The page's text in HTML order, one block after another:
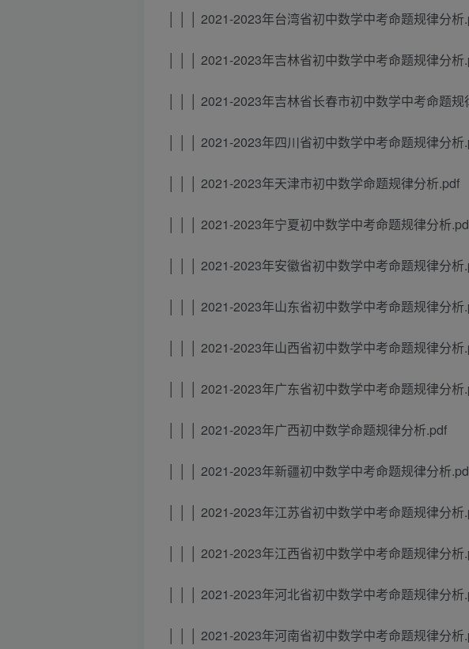
│ │ │ 2021-2023年台湾省初中数学中考命题规律分析
│ │ │ 2021-2023年吉林省初中数学中考命题规律分析
│ │ │ 2021-2023年吉林省长春市初中数学中考命题
│ │ │ 2021-2023年四川省初中数学中考命题规律分析
│ │ │ 2021-2023年天津市初中数学命题规律分析.pdf
│ │ │ 2021-2023年宁夏初中数学中考命题规律分析
│ │ │ 2021-2023年安徽省初中数学中考命题规律分析
│ │ │ 2021-2023年山东省初中数学中考命题规律分析
│ │ │ 2021-2023年山西省初中数学中考命题规律分析
│ │ │ 2021-2023年广东省初中数学中考命题规律分析
│ │ │ 2021-2023年广西初中数学命题规律分析.pdf
│ │ │ 2021-2023年新疆初中数学中考命题规律分析
│ │ │ 2021-2023年江苏省初中数学中考命题规律分析
│ │ │ 2021-2023年江西省初中数学中考命题规律分析
│ │ │ 2021-2023年河北省初中数学中考命题规律分析
│ │ │ 2021-2023年河南省初中数学中考命题规律分析